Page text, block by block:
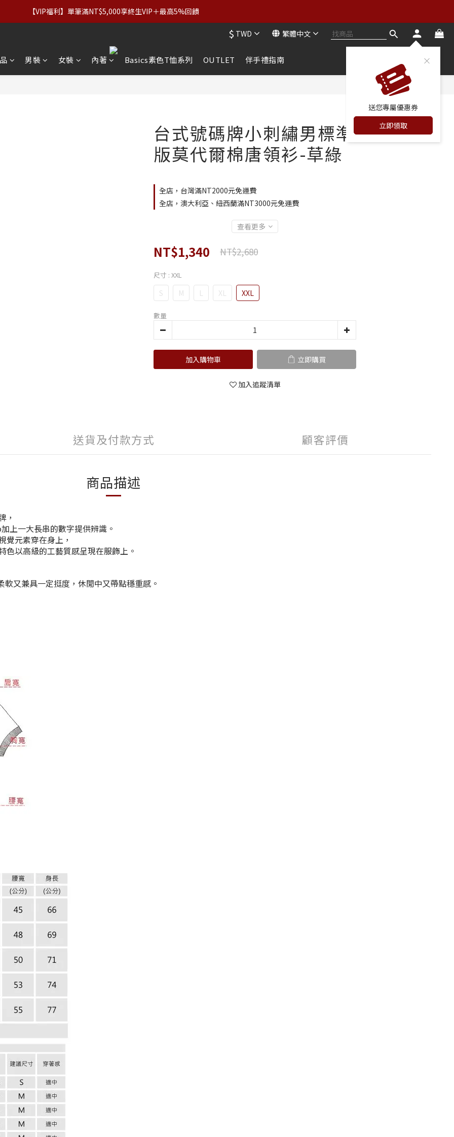
惠】設計系列正價商品＆Basics系列：2件89折／3件79折｜內著：買二送二
【VIP福利】單筆滿NT$5,000享終生VIP＋最高5%回饋
惠】設計系列正價商品＆Basics系列：2件89折／3件79折｜內著：買二送二
$ TWD 繁體中文
送您專屬優惠券
立即領取
男裝 女裝 內著 Basics素色T恤系列 OUTLET 伴手禮指南
台式號碼牌小刺繡男標準
版莫代爾棉唐領衫-草綠
全店，台灣滿NT2000元免運費
全店，澳大利亞、紐西蘭滿NT3000元免運費
查看更多
NT$1,340 NT$2,680
尺寸 : XXL
S M L XL XXL
數量
加入購物車 立即購買
加入追蹤清單
送貨及付款方式 顧客評價
商品描述
，
上一大長串的數字提供辨識。
覺元素穿在身上，
以高級的工藝質感呈現在服飾上。
又兼具一定挺度，休閒中又帶點穩重感。
立即購買